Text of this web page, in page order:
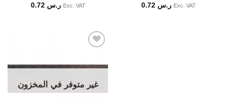
ر.س 0.72 Exc. VAT
ر.س 0.72 Exc. VAT
غير متوفر في المخزون